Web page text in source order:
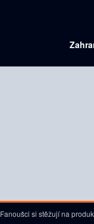
Fanoušci si stěžují na